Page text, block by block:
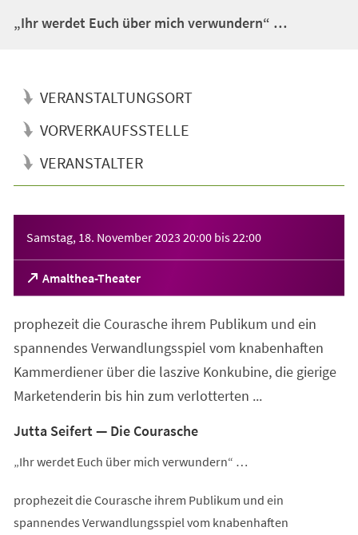
„Ihr werdet Euch über mich verwundern“ …
VERANSTALTUNGSORT
VORVERKAUFSSTELLE
VERANSTALTER
Samstag, 18. November 2023 20:00 bis22:00
Amalthea-Theater
(Öffnet
in
neuen
prophezeit die Courasche ihrem Publikum und ein
spannendes Verwandlungsspiel vom knabenhaften
Kammerdiener über die laszive Konkubine, die gierige
Marketenderin bis hin zum verlotterten ...
Jutta Seifert — Die Courasche
„Ihr werdet Euch über mich verwundern“ …
prophezeit die Courasche ihrem Publikum und ein
spannendes Verwandlungsspiel vom knabenhaften